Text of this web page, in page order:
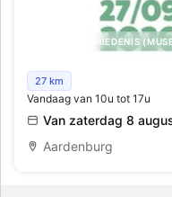
KUNST,GESCHIEDENIS
Rondreizende
Kinderspel
27 km
Vandaag van 10u tot 17u
Van zaterdag 8
Aardenburg